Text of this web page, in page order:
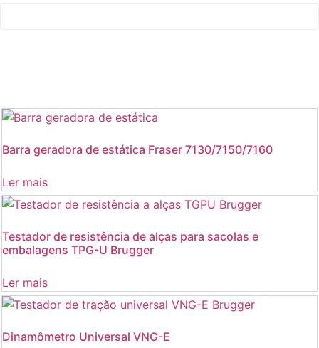
Barra geradora de estática Fraser 7130/7150/7160
Ler mais
Testador de resistência de alças para sacolas e
embalagens TPG-U Brugger
Ler mais
Dinamômetro Universal VNG-E